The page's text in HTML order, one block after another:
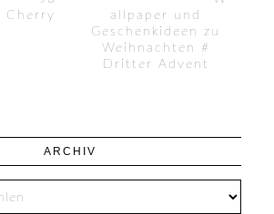
Cherry
allpaper und
Geschenkideen zu
Weihnachten #
Dritter Advent
ARCHIV